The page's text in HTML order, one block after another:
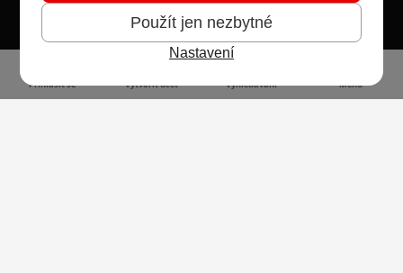
Světlý režim Předvolba systému
Přihlásit se Vytvořit účet Vyhledávání Menu
Použít jen nezbytné
Nastavení